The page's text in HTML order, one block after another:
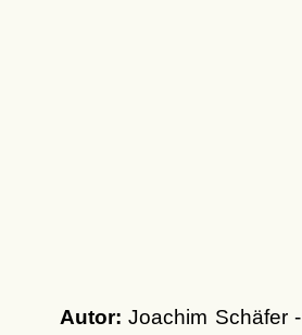
Autor: Joachim Schäfer -